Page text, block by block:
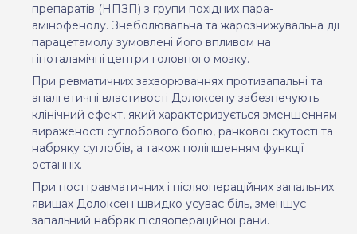
препаратів (НПЗП) з групи похідних пара-
амінофенолу. Знеболювальна та жарознижувальна дії
парацетамолу зумовлені його впливом на
гіпоталамічні центри головного мозку.
При ревматичних захворюваннях протизапальні та
аналгетичні властивості Долоксену забезпечують
клінічний ефект, який характеризується зменшенням
вираженості суглобового болю, ранкової скутості та
набряку суглобів, а також поліпшенням функції
останніх.
При посттравматичних і післяопераційних запальних
явищах Долоксен швидко усуває біль, зменшує
запальний набряк післяопераційної рани.